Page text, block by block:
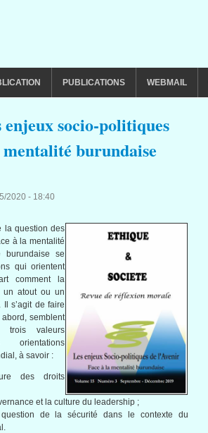
PUBLICATIONS WEBMAIL
socio-politiques
burundaise
2020 - 18:40
la question des
à la mentalité
burundaise se
qui orientent
comment la
un atout ou un
s’agit de faire
semblent
trois valeurs
orientations
à savoir :
des droits
et la culture du leadership ;
de la sécurité dans le contexte du